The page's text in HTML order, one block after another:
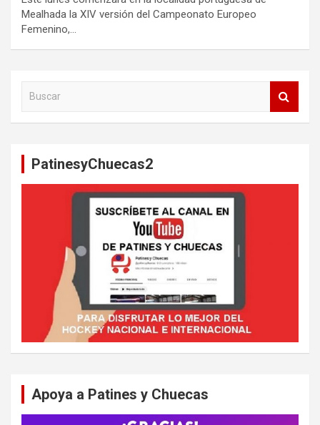
Mealhada la XIV versión del Campeonato Europeo
Femenino,…
PatinesyChuecas2
Apoya a Patines y Chuecas